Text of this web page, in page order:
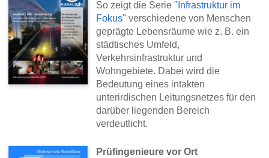
So zeigt die Serie"Infrastruktur im
Fokus" verschiedene von Menschen
geprägte Lebensräume wie z. B. ein
städtisches Umfeld,
Verkehrsinfrastruktur und
Wohngebiete. Dabei wird die
Bedeutung eines intakten
unterirdischen Leitungsnetzes für den
darüber liegenden Bereich
verdeutlicht.
Prüfingenieure vor Ort